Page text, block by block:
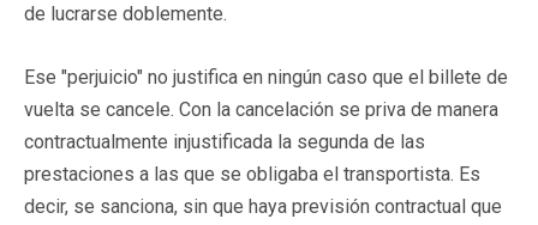
de lucrarse doblemente.
Ese "perjuicio" no justifica en ningún caso que el billete de
vuelta se cancele. Con la cancelación se priva de manera
contractualmente injustificada la segunda de las
prestaciones a las que se obligaba el transportista. Es
decir, se sanciona, sin que haya previsión contractual que